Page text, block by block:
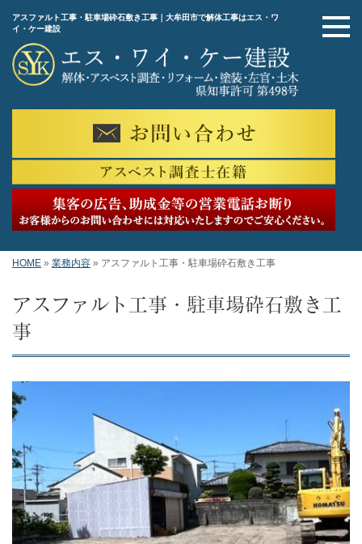
アスファルト工事・駐車場砕石敷き工事｜大牟田市で解体工事はエス・ワ
イ・ケー建設
HOME » 業務内容 » アスファルト工事・駐車場砕石敷き工事
アスファルト工事・駐車場砕石敷き工
事